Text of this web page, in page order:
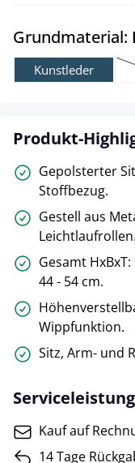
Grundmaterial:
Kunstleder
Produkt-
Gepolsterter
Stoffbezug.
Gestell aus
Leichtlaufrollen.
Gesamt
44 - 54 cm.
Wippfunktion.
Sitz, Arm- und
Kauf auf
14 Tage